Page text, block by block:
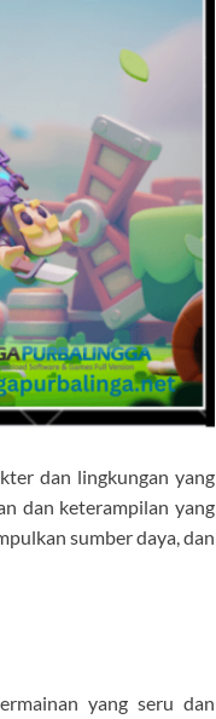
dan lingkungan yang
dan keterampilan yang
sumber daya, dan
yang seru dan